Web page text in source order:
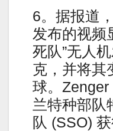
6。据报道
发布的视频
死队”无人
克，并将其
球。
兰特种部队
队 (SSO)